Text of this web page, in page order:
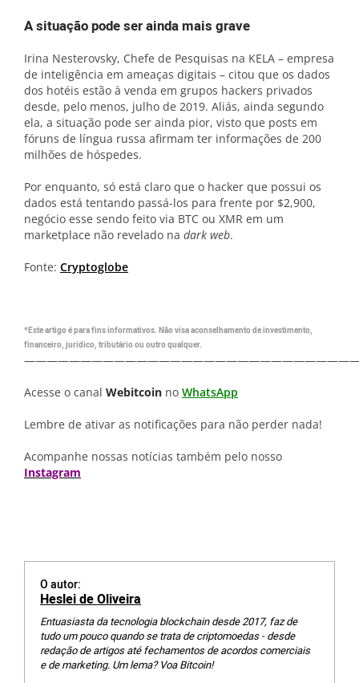
A situação pode ser ainda mais grave
Irina Nesterovsky, Chefe de Pesquisas na KELA – empresa
de inteligência em ameaças digitais – citou que os dados
dos hotéis estão à venda em grupos hackers privados
desde, pelo menos, julho de 2019. Aliás, ainda segundo
ela, a situação pode ser ainda pior, visto que posts em
fóruns de língua russa afirmam ter informações de 200
milhões de hóspedes.
Por enquanto, só está claro que o hacker que possui os
dados está tentando passá-los para frente por $2,900,
negócio esse sendo feito via BTC ou XMR em um
marketplace não revelado na dark web.
Fonte: Cryptoglobe
*Este artigo é para fins informativos. Não visa aconselhamento de investimento,
financeiro, jurídico, tributário ou outro qualquer.
Acesse o canal Webitcoin no WhatsApp
Lembre de ativar as notificações para não perder nada!
Acompanhe nossas notícias também pelo nosso
Instagram
O autor:
Heslei de Oliveira
Entuasiasta da tecnologia blockchain desde 2017, faz de
tudo um pouco quando se trata de criptomoedas - desde
redação de artigos até fechamentos de acordos comerciais
e de marketing. Um lema? Voa Bitcoin!